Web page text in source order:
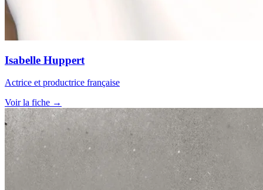
Isabelle Huppert
Actrice et productrice française
Voir la fiche →